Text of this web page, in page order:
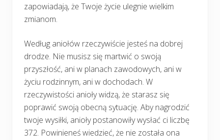
zapowiadają, że Twoje życie ulegnie wielkim
zmianom.
Według aniołów rzeczywiście jesteś na dobrej
drodze. Nie musisz się martwić o swoją
przyszłość, ani w planach zawodowych, ani w
życiu rodzinnym, ani w dochodach. W
rzeczywistości anioły widzą, że starasz się
poprawić swoją obecną sytuację. Aby nagrodzić
twoje wysiłki, anioły postanowiły wysłać ci liczbę
372. Powinieneś wiedzieć, że nie została ona